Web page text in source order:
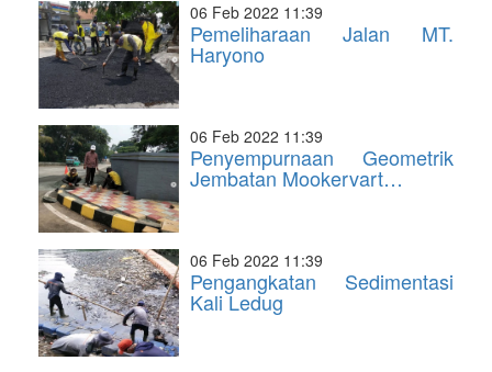
06 Feb 2022 11:39
Pemeliharaan Jalan MT.
Haryono
06 Feb 2022 11:39
Penyempurnaan Geometrik
Jembatan Mookervart…
06 Feb 2022 11:39
Pengangkatan Sedimentasi
Kali Ledug